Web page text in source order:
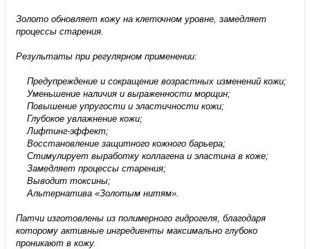
Золото обновляет кожу на клеточном уровне, замедляет
процессы старения.
Результаты при регулярном применении:
Предупреждение и сокращение возрастных изменений кожи;
Уменьшение наличия и выраженности морщин;
Повышение упругости и эластичности кожи;
Глубокое увлажнение кожи;
Лифтинг-эффект;
Восстановление защитного кожного барьера;
Стимулирует выработку коллагена и эластина в коже;
Замедляет процессы старения;
Выводит токсины;
Альтернатива «Золотым нитям».
Патчи изготовлены из полимерного гидрогеля, благодаря
которому активные ингредиенты максимально глубоко
проникают в кожу.